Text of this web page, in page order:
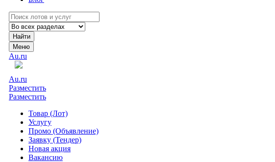
Найти
Меню
Au.ru
Au.ru
Разместить
Разместить
Товар (Лот)
Услугу
Промо (Объявление)
Заявку (Тендер)
Новая акция
Вакансию